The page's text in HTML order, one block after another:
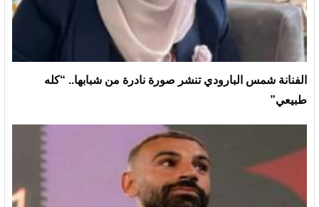
الفنانة شمس البارودي تنشر صورة نادرة من شبابها.. “كله
طبيعي”